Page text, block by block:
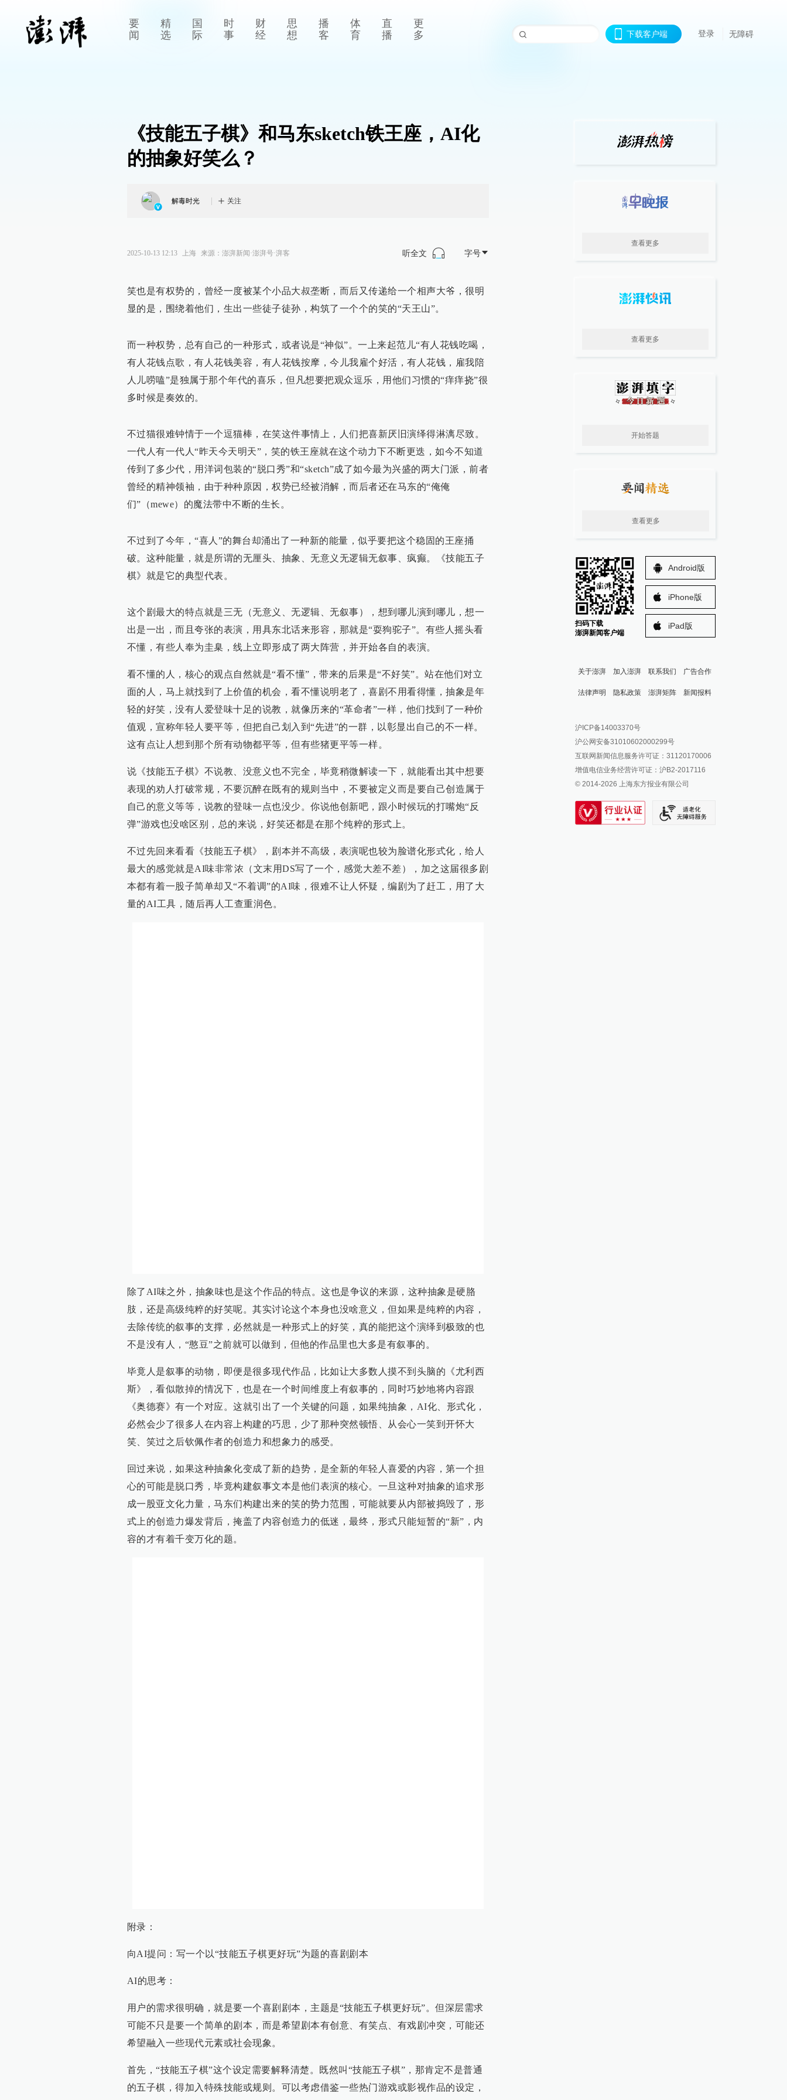
要
闻
精
选
国
际
时
事
财
经
思
想
播
客
体
育
直
播
更
多
下载客户端 登录 无障碍
《技能五子棋》和马东sketch铁王座，AI化
的抽象好笑么？
解毒时光 关注
2025-10-13 12:13 上海 来源： 澎湃新闻·澎湃号·湃客 听全文 字号
笑也是有权势的，曾经一度被某个小品大叔垄断，而后又传递给一个相声大爷，很明
显的是，围绕着他们，生出一些徒子徒孙，构筑了一个个的笑的“天王山”。
而一种权势，总有自己的一种形式，或者说是“神似”。一上来起范儿“有人花钱吃喝，
有人花钱点歌，有人花钱美容，有人花钱按摩，今儿我雇个好活，有人花钱，雇我陪
人儿唠嗑”是独属于那个年代的喜乐，但凡想要把观众逗乐，用他们习惯的“痒痒挠”很
多时候是奏效的。
不过猫很难钟情于一个逗猫棒，在笑这件事情上，人们把喜新厌旧演绎得淋漓尽致。
一代人有一代人“昨天今天明天”，笑的铁王座就在这个动力下不断更迭，如今不知道
传到了多少代，用洋词包装的“脱口秀”和“sketch”成了如今最为兴盛的两大门派，前者
曾经的精神领袖，由于种种原因，权势已经被消解，而后者还在马东的“俺俺
们”（mewe）的魔法带中不断的生长。
不过到了今年，“喜人”的舞台却涌出了一种新的能量，似乎要把这个稳固的王座捅
破。这种能量，就是所谓的无厘头、抽象、无意义无逻辑无叙事、疯癫。《技能五子
棋》就是它的典型代表。
这个剧最大的特点就是三无（无意义、无逻辑、无叙事），想到哪儿演到哪儿，想一
出是一出，而且夸张的表演，用具东北话来形容，那就是“耍狗驼子”。有些人摇头看
不懂，有些人奉为圭臬，线上立即形成了两大阵营，并开始各自的表演。
看不懂的人，核心的观点自然就是“看不懂”，带来的后果是“不好笑”。站在他们对立
面的人，马上就找到了上价值的机会，看不懂说明老了，喜剧不用看得懂，抽象是年
轻的好笑，没有人爱登味十足的说教，就像历来的“革命者”一样，他们找到了一种价
值观，宣称年轻人要平等，但把自己划入到“先进”的一群，以彰显出自己的不一样。
这有点让人想到那个所有动物都平等，但有些猪更平等一样。
说《技能五子棋》不说教、没意义也不完全，毕竟稍微解读一下，就能看出其中想要
表现的劝人打破常规，不要沉醉在既有的规则当中，不要被定义而是要自己创造属于
自己的意义等等，说教的登味一点也没少。你说他创新吧，跟小时候玩的打嘴炮“反
弹”游戏也没啥区别，总的来说，好笑还都是在那个纯粹的形式上。
不过先回来看看《技能五子棋》，剧本并不高级，表演呢也较为脸谱化形式化，给人
最大的感觉就是AI味非常浓（文末用DS写了一个，感觉大差不差），加之这届很多剧
本都有着一股子简单却又“不着调”的AI味，很难不让人怀疑，编剧为了赶工，用了大
量的AI工具，随后再人工查重润色。
除了AI味之外，抽象味也是这个作品的特点。这也是争议的来源，这种抽象是硬胳
肢，还是高级纯粹的好笑呢。其实讨论这个本身也没啥意义，但如果是纯粹的内容，
去除传统的叙事的支撑，必然就是一种形式上的好笑，真的能把这个演绎到极致的也
不是没有人，“憨豆”之前就可以做到，但他的作品里也大多是有叙事的。
毕竟人是叙事的动物，即便是很多现代作品，比如让大多数人摸不到头脑的《尤利西
斯》，看似散掉的情况下，也是在一个时间维度上有叙事的，同时巧妙地将内容跟
《奥德赛》有一个对应。这就引出了一个关键的问题，如果纯抽象，AI化、形式化，
必然会少了很多人在内容上构建的巧思，少了那种突然顿悟、从会心一笑到开怀大
笑、笑过之后钦佩作者的创造力和想象力的感受。
回过来说，如果这种抽象化变成了新的趋势，是全新的年轻人喜爱的内容，第一个担
心的可能是脱口秀，毕竟构建叙事文本是他们表演的核心。一旦这种对抽象的追求形
成一股亚文化力量，马东们构建出来的笑的势力范围，可能就要从内部被捣毁了，形
式上的创造力爆发背后，掩盖了内容创造力的低迷，最终，形式只能短暂的“新”，内
容的才有着千变万化的题。
附录：
向AI提问：写一个以“技能五子棋更好玩”为题的喜剧剧本
AI的思考：
用户的需求很明确，就是要一个喜剧剧本，主题是“技能五子棋更好玩”。但深层需求
可能不只是要一个简单的剧本，而是希望剧本有创意、有笑点、有戏剧冲突，可能还
希望融入一些现代元素或社会现象。
首先，“技能五子棋”这个设定需要解释清楚。既然叫“技能五子棋”，那肯定不是普通
的五子棋，得加入特殊技能或规则。可以考虑借鉴一些热门游戏或影视作品的设定，
查看更多
查看更多
开始答题
查看更多
扫码下载
澎湃新闻客户端
Android版
iPhone版
iPad版
关于澎湃 加入澎湃 联系我们 广告合作
法律声明 隐私政策 澎湃矩阵
澎湃新闻公众号
澎湃新闻抖音号
派生万物开放平台
IP SHANGHAI
SIXTH TONE
新闻报料
报料邮箱: news@thepaper.cn
沪ICP备14003370号
沪公网安备31010602000299号
互联网新闻信息服务许可证：31120170006
增值电信业务经营许可证：沪B2-2017116
© 2014-2026 上海东方报业有限公司